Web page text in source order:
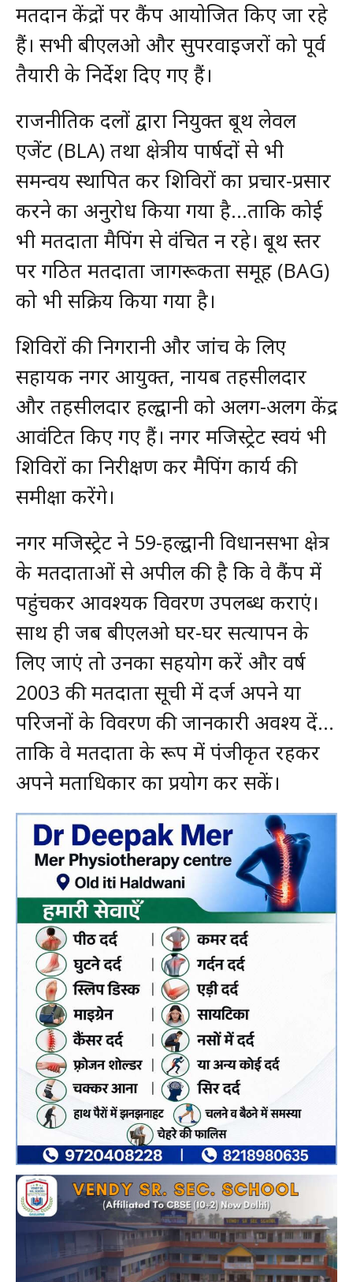
मतदान केंद्रों पर कैंप आयोजित किए जा रहे
हैं। सभी बीएलओ और सुपरवाइजरों को पूर्व
तैयारी के निर्देश दिए गए हैं।
राजनीतिक दलों द्वारा नियुक्त बूथ लेवल
एजेंट (BLA) तथा क्षेत्रीय पार्षदों से भी
समन्वय स्थापित कर शिविरों का प्रचार-प्रसार
करने का अनुरोध किया गया है…ताकि कोई
भी मतदाता मैपिंग से वंचित न रहे। बूथ स्तर
पर गठित मतदाता जागरूकता समूह (BAG)
को भी सक्रिय किया गया है।
शिविरों की निगरानी और जांच के लिए
सहायक नगर आयुक्त, नायब तहसीलदार
और तहसीलदार हल्द्वानी को अलग-अलग केंद्र
आवंटित किए गए हैं। नगर मजिस्ट्रेट स्वयं भी
शिविरों का निरीक्षण कर मैपिंग कार्य की
समीक्षा करेंगे।
नगर मजिस्ट्रेट ने 59-हल्द्वानी विधानसभा क्षेत्र
के मतदाताओं से अपील की है कि वे कैंप में
पहुंचकर आवश्यक विवरण उपलब्ध कराएं।
साथ ही जब बीएलओ घर-घर सत्यापन के
लिए जाएं तो उनका सहयोग करें और वर्ष
2003 की मतदाता सूची में दर्ज अपने या
परिजनों के विवरण की जानकारी अवश्य दें…
ताकि वे मतदाता के रूप में पंजीकृत रहकर
अपने मताधिकार का प्रयोग कर सकें।